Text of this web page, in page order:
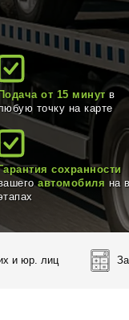
Подача от 15 минут в
точку на карте
сохранности
автомобиля на
и юр. лиц